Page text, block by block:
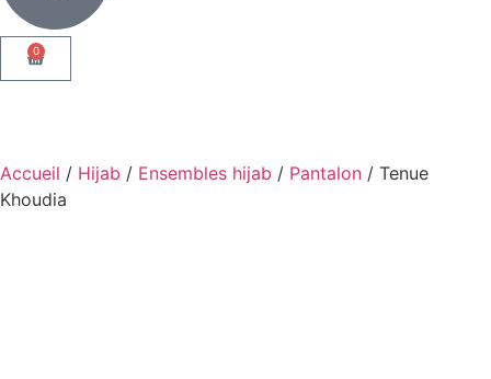
0
Accueil / Hijab / Ensembles hijab / Pantalon / Tenue
Khoudia